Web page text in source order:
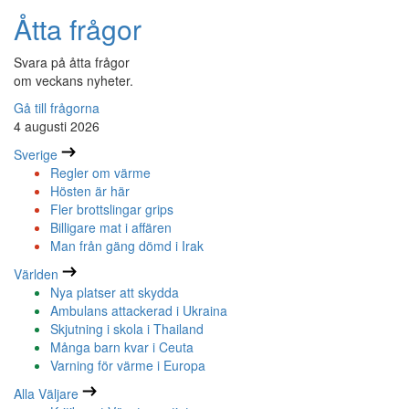
Åtta frågor
Svara på åtta frågor
om veckans nyheter.
Gå till frågorna
4 augusti 2026
Sverige
Regler om värme
Hösten är här
Fler brottslingar grips
Billigare mat i affären
Man från gäng dömd i Irak
Världen
Nya platser att skydda
Ambulans attackerad i Ukraina
Skjutning i skola i Thailand
Många barn kvar i Ceuta
Varning för värme i Europa
Alla Väljare